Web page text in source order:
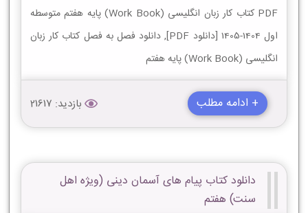
PDF کتاب کار زبان انگلیسی (Work Book) پایه هفتم متوسطه
اول 1404-1405 [دانلود PDF], دانلود فصل به فصل کتاب کار زبان
انگلیسی (Work Book) پایه هفتم
+ ادامه مطلب بازدید: 21617
دانلود کتاب پیام های آسمان دینی (ویژه اهل
سنت) هفتم